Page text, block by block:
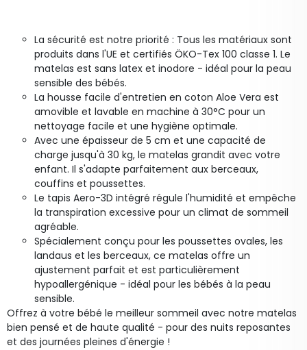
La sécurité est notre priorité : Tous les matériaux sont
produits dans l'UE et certifiés ÖKO-Tex 100 classe 1. Le
matelas est sans latex et inodore - idéal pour la peau
sensible des bébés.
La housse facile d'entretien en coton Aloe Vera est
amovible et lavable en machine à 30°C pour un
nettoyage facile et une hygiène optimale.
Avec une épaisseur de 5 cm et une capacité de
charge jusqu'à 30 kg, le matelas grandit avec votre
enfant. Il s'adapte parfaitement aux berceaux,
couffins et poussettes.
Le tapis Aero-3D intégré régule l'humidité et empêche
la transpiration excessive pour un climat de sommeil
agréable.
Spécialement conçu pour les poussettes ovales, les
landaus et les berceaux, ce matelas offre un
ajustement parfait et est particulièrement
hypoallergénique - idéal pour les bébés à la peau
sensible.
Offrez à votre bébé le meilleur sommeil avec notre matelas
bien pensé et de haute qualité - pour des nuits reposantes
et des journées pleines d'énergie !